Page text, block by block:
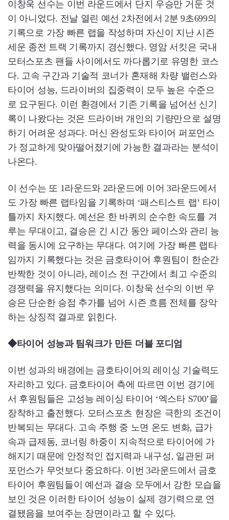
이창욱 선수는 이번 라운드에서 단지 우승만 거둔 것
이 아니었다. 전날 열린 예선 2차전에서 2분 9초699의
기록으로 가장 빠른 랩을 작성하며 자신이 지난 시즌
세운 종전 트랙 기록까지 경신했다. 영암 서킷은 국내
모터스포츠 팬들 사이에서도 까다롭기로 유명한 코스
다. 고속 구간과 기술적 코너가 혼재해 차량 밸런스와
타이어 성능, 드라이버의 집중력이 모두 높은 수준으
로 요구된다. 이런 환경에서 기존 기록을 넘어선 신기
록이 나왔다는 것은 드라이버 개인의 기량만으로 설명
하기 어려운 성과다. 머신 완성도와 타이어 퍼포먼스
가 정교하게 맞아떨어졌기에 가능한 결과라는 분석이
나온다.
이 선수는 또 1라운드와 2라운드에 이어 3라운드에서
도 가장 빠른 랩타임을 기록하며 ‘패스티스트 랩’ 타이
틀까지 차지했다. 예선은 한 바퀴의 순수한 속도를 겨
루는 무대이고, 결승은 긴 시간 동안 페이스와 관리 능
력을 동시에 요구하는 무대다. 여기에 가장 빠른 랩타
임까지 기록했다는 것은 금호타이어 후원팀이 한순간
반짝한 것이 아니라, 레이스 전 구간에서 최고 수준의
경쟁력을 유지했다는 의미다. 이창욱 선수의 이번 우
승은 단순한 승점 추가를 넘어 시즌 흐름 전체를 장악
하는 상징적 결과로 읽힌다.
◆타이어 성능과 팀워크가 만든 더블 포디엄
이번 성과의 배경에는 금호타이어의 레이싱 기술력도
자리하고 있다. 금호타이어 측에 따르면 이번 경기에
서 후원팀들은 고성능 레이싱 타이어 ‘엑스타 S700’을
장착하고 출전했다. 모터스포츠 현장은 극한의 조건이
반복되는 무대다. 고속 주행 중 노면 온도 변화, 급가
속과 급제동, 코너링 하중이 지속적으로 타이어에 가
해지기 때문에 안정적인 접지력과 내구성, 일관된 퍼
포먼스가 무엇보다 중요하다. 이번 3라운드에서 금호
타이어 후원팀들이 예선과 결승 모두에서 강한 모습을
보인 것은 이러한 타이어 성능이 실제 경기력으로 연
결됐음을 보여주는 장면이라고 할 수 있다.